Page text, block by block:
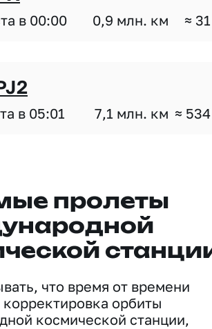
в 00:00 0,9 млн. км ≈
в 05:01 7,1 млн. км ≈
пролеты
что время от времени
орбиты
космической станции,